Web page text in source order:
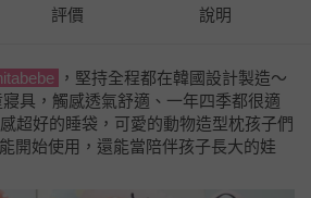
評價 說明
，堅持全程都在韓國設計製造～
具，觸感透氣舒適、一年四季都很適
好的睡袋，可愛的動物造型枕孩子們
開始使用，還能當陪伴孩子長大的娃